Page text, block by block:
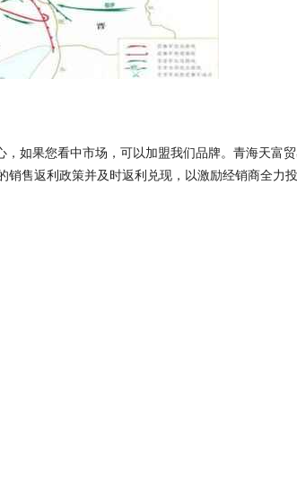
如果您看中市场，可以加盟我们品牌。青海天富
售返利政策并及时返利兑现，以激励经销商全力